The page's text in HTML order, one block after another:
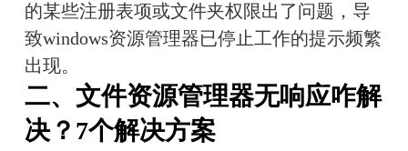
的某些注册表项或文件夹权限出了问题，导
致windows资源管理器已停止工作的提示频繁
出现。
二、文件资源管理器无响应咋解
决？7个解决方案